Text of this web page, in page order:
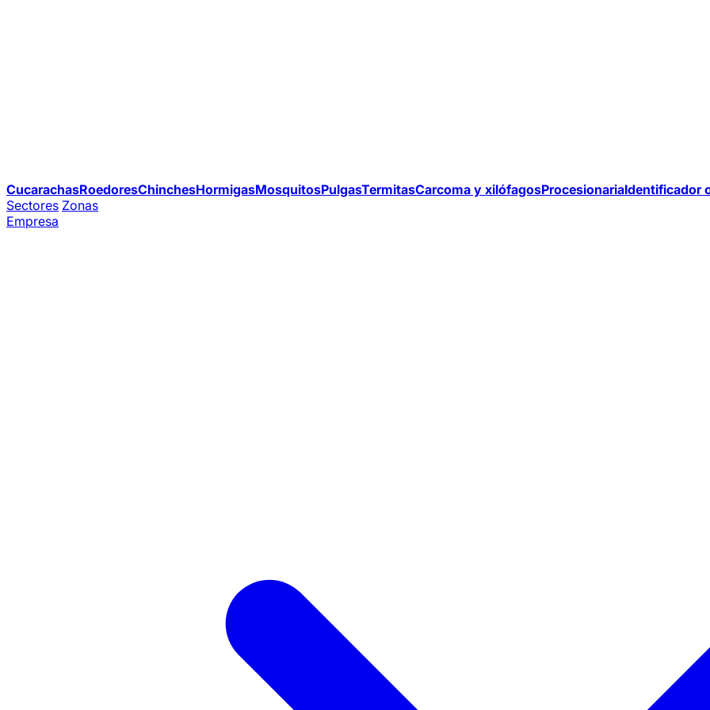
CucarachasRoedoresChinchesHormigasMosquitosPulgasTermitasCarcoma y xilófagosProcesionariaIdentificador
Sectores Zonas
Empresa